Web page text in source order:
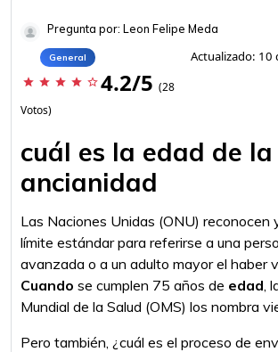
Pregunta por: Leon Felipe Meda
General Actualizado: 10
star star star star star_border 4.2/5 (28
Votos)
cuál es la edad de la
ancianidad
Las Naciones Unidas (ONU) reconocen
límite estándar para referirse a una
avanzada o a un adulto mayor el haber
Cuando se cumplen 75 años de edad,
Mundial de la Salud (OMS) los nombra
Pero también, ¿cuál es el proceso de